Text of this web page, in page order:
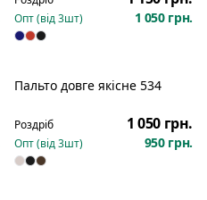
Опт (від3шт) 1 050 грн.
Пальто довге якісне 534
Роздріб 1 050 грн.
Опт (від3шт) 950 грн.